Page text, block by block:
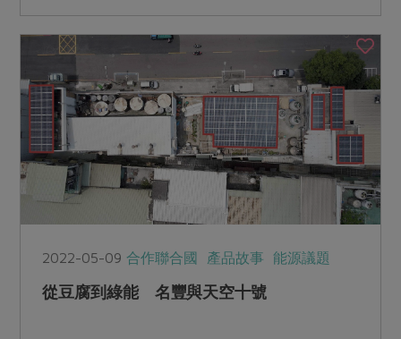
而台灣則自去年榜首位置跌至亞軍。
2022-05-09合作聯合國 產品故事 能源議題
從豆腐到綠能 名豐與天空十號